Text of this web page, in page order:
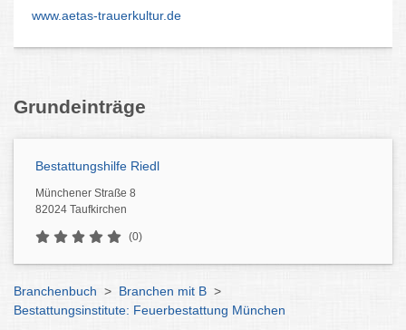
www.aetas-trauerkultur.de
Grundeinträge
Bestattungshilfe Riedl
Münchener Straße 8
82024 Taufkirchen
(0)
Branchenbuch > Branchen mit B >
Bestattungsinstitute: Feuerbestattung München